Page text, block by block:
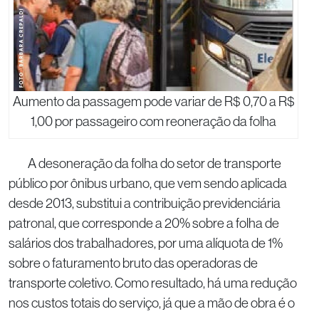
Aumento da passagem pode variar de R$ 0,70 a R$
1,00 por passageiro com reoneração da folha
A desoneração da folha do setor de transporte
público por ônibus urbano, que vem sendo aplicada
desde 2013, substitui a contribuição previdenciária
patronal, que corresponde a 20% sobre a folha de
salários dos trabalhadores, por uma alíquota de 1%
sobre o faturamento bruto das operadoras de
transporte coletivo. Como resultado, há uma redução
nos custos totais do serviço, já que a mão de obra é o